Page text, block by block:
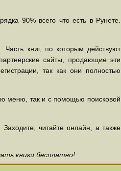
90% всего что есть в Рунете.
книг, по которым действуют
сайты, продающие эти
так как они полностью
меню, так и с помощью поисковой
читайте онлайн, а также
книги бесплатно!